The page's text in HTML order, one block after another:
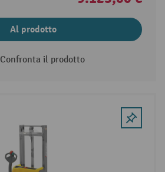
Al prodotto
Confronta il prodotto